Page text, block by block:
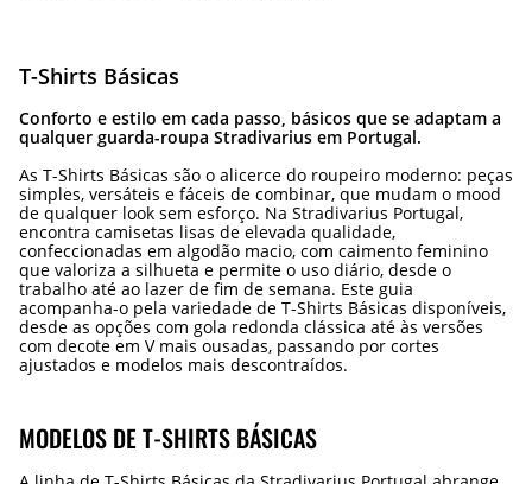
T-Shirts Básicas
Conforto e estilo em cada passo, básicos que se adaptam a
qualquer guarda-roupa Stradivarius em Portugal.
As T-Shirts Básicas são o alicerce do roupeiro moderno: peças
simples, versáteis e fáceis de combinar, que mudam o mood
de qualquer look sem esforço. Na Stradivarius Portugal,
encontra camisetas lisas de elevada qualidade,
confeccionadas em algodão macio, com caimento feminino
que valoriza a silhueta e permite o uso diário, desde o
trabalho até ao lazer de fim de semana. Este guia
acompanha-o pela variedade de T-Shirts Básicas disponíveis,
desde as opções com gola redonda clássica até às versões
com decote em V mais ousadas, passando por cortes
ajustados e modelos mais descontraídos.
MODELOS DE T-SHIRTS BÁSICAS